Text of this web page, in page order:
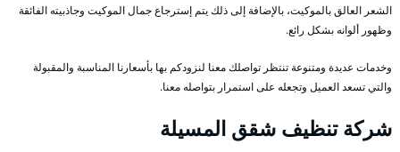
الشعر العالق بالموكيت، بالإضافة إلى ذلك يتم إسترجاع جمال الموكيت وجاذبيته الفائقة
وظهور ألوانه بشكل رائع.
وخدمات عديدة ومتنوعة تنتظر تواصلك معنا لنزودكم بها بأسعارنا المناسبة والمقبولة
والتي تسعد العميل وتجعله على استمرار بتواصله معنا.
شركة تنظيف شقق المسيلة